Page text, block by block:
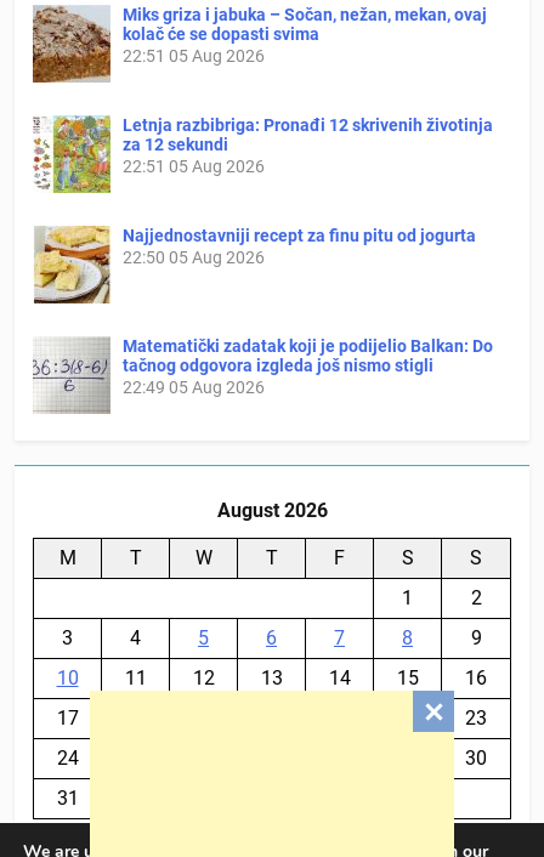
Miks griza i jabuka – Sočan, nežan, mekan, ovaj
kolač će se dopasti svima
22:51 05 Aug 2026
Letnja razbibriga: Pronađi 12 skrivenih životinja
za 12 sekundi
22:51 05 Aug 2026
Najjednostavniji recept za finu pitu od jogurta
22:50 05 Aug 2026
Matematički zadatak koji je podijelio Balkan: Do
tačnog odgovora izgleda još nismo stigli
22:49 05 Aug 2026
August 2026
M T W T F S
S
1
2
3
4 5 6 7 8
9
10
11 12 13 14 15
16
17
23
24
30
31
We are using cookies to give you the best experience on our